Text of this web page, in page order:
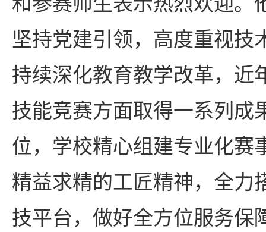
坚持党建引领，高度重视技
持续深化教育教学改革，近
技能竞赛方面取得一系列成
位，学校精心组建专业化赛
精益求精的工匠精神，全力
技平台，做好全方位服务保